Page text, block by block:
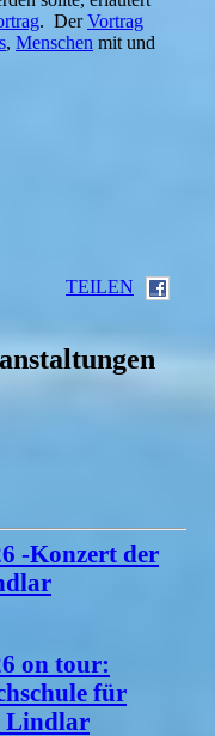
. DerVortrag
, Menschen mit und
TEILEN
-Konzert der
on tour:
für
Lindlar